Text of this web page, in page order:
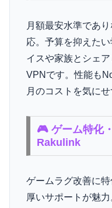
月額最安水準であ
応。予算を抑えた
イスや家族とシェ
VPNです。性能も
月のコストを気に
🎮 ゲーム特化
Rakulink
ゲームラグ改善に
厚いサポートが魅